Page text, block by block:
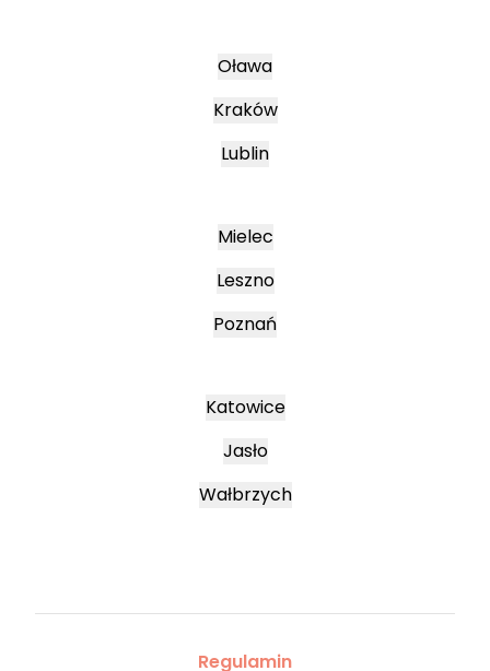
Oława
Kraków
Lublin
Mielec
Leszno
Poznań
Katowice
Jasło
Wałbrzych
Regulamin